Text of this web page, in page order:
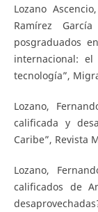
Lozano
Ramírez
posgraduados
internacional:
tecnología”,
Lozano,
calificada y
Caribe”, Revista
Lozano,
calificados de